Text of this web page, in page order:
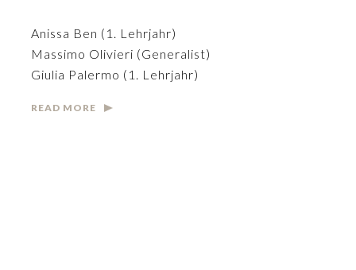
Anissa Ben (1. Lehrjahr)
Massimo Olivieri (Generalist)
Giulia Palermo (1. Lehrjahr)
READ MORE